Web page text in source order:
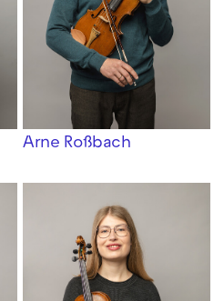
Arne Roßbach